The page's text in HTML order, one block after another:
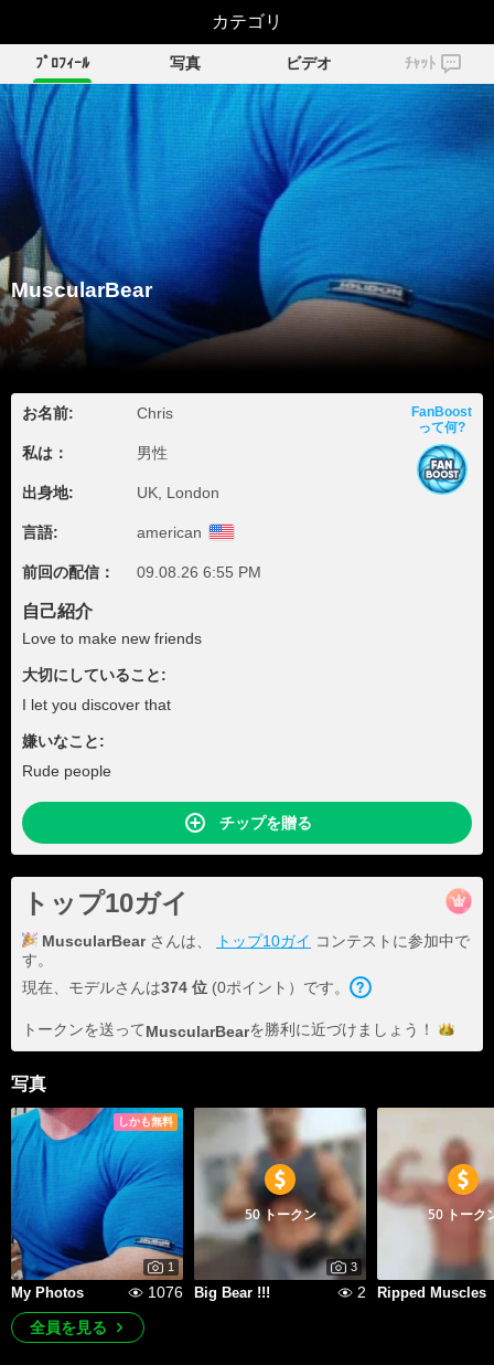
MuscularBear
ﾌﾟﾛﾌｨｰﾙ 写真 ビデオ ﾁｬｯﾄ
MuscularBear
お名前: Chris
私は： 男性
出身地: UK, London
言語: american
前回の配信： 09.08.26 6:55 PM
FanBoost
って何?
自己紹介
Love to make new friends
大切にしていること:
I let you discover that
嫌いなこと:
Rude people
チップを贈る
トップ10ガイ
MuscularBear さんは、 トップ10ガイ コンテストに参加中で
す。
現在、モデルさんは374 位 (0ポイント）です。
トークンを送ってMuscularBearを勝利に近づけま しょう！
写真
しかも無料
1
My Photos 1076
50 トークン
3
Big Bear !!! 2
50 トーク
Ripped Muscles
全員を見る
カテゴリ